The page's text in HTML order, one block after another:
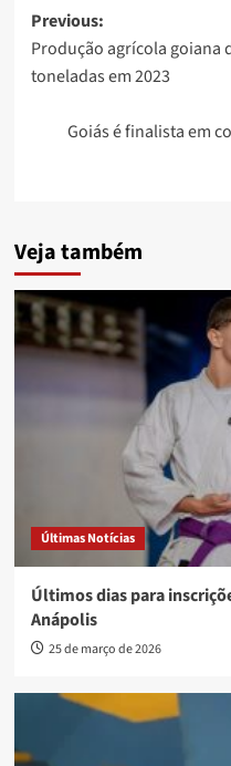
Post
navigation
Previous:
Produção agrícola goiana
toneladas em 2023
Goiás é finalista em
Veja também
Últimas Notícias
Últimos dias para
Anápolis
25 de março de 2026